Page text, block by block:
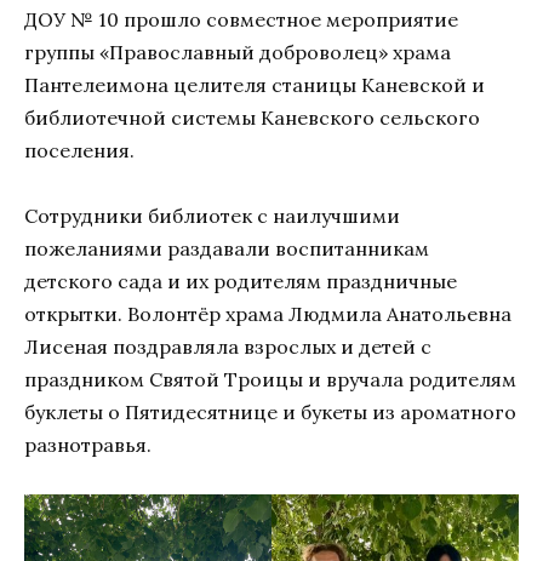
ДОУ № 10 прошло совместное мероприятие
группы «Православный доброволец» храма
Пантелеимона целителя станицы Каневской и
библиотечной системы Каневского сельского
поселения.
Сотрудники библиотек с наилучшими
пожеланиями раздавали воспитанникам
детского сада и их родителям праздничные
открытки. Волонтёр храма Людмила Анатольевна
Лисеная поздравляла взрослых и детей с
праздником Святой Троицы и вручала родителям
буклеты о Пятидесятнице и букеты из ароматного
разнотравья.